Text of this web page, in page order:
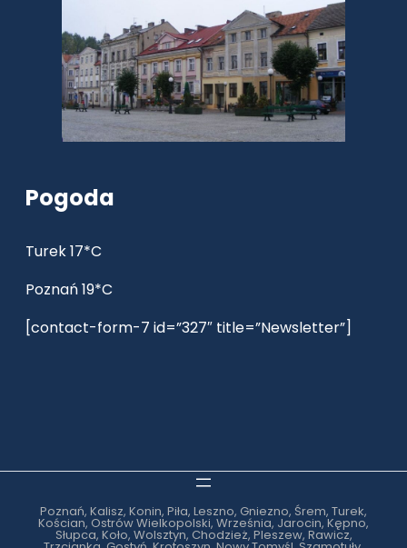
Pogoda
Turek 17*C
Poznań 19*C
[contact-form-7 id=”327″ title=”Newsletter”]
Poznań, Kalisz, Konin, Piła, Leszno, Gniezno, Śrem, Turek,
Kościan, Ostrów Wielkopolski, Września, Jarocin, Kępno,
Słupca, Koło, Wolsztyn, Chodzież, Pleszew, Rawicz,